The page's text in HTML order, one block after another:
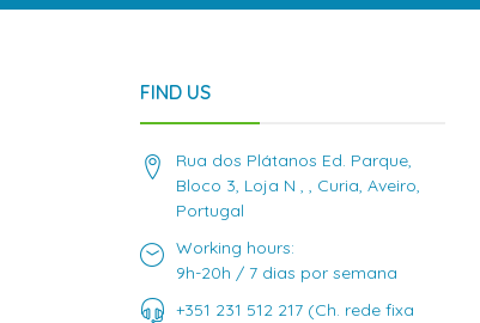
FIND US
Rua dos Plátanos Ed. Parque,
Bloco 3, Loja N , , Curia, Aveiro,
Portugal
Working hours:
9h-20h / 7 dias por semana
+351 231 512 217 (Ch. rede fixa